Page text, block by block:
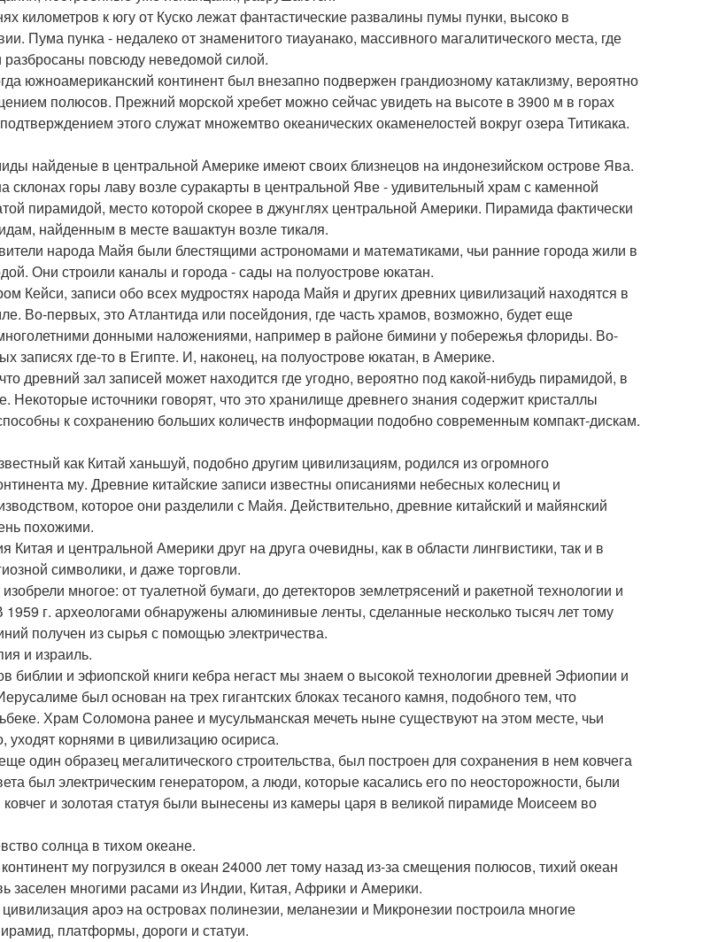
километров к югу от Куско лежат фантастические развалины пумы пунки, высоко в
Пума пунка - недалеко от знаменитого тиауанако, массивного магалитического места, где
разбросаны повсюду неведомой силой.
южноамериканский континент был внезапно подвержен грандиозному катаклизму, вероятно
полюсов. Прежний морской хребет можно сейчас увидеть на высоте в 3900 м в горах
этого служат множемтво океанических окаменелостей вокруг озера Титикака.
найденые в центральной Америке имеют своих близнецов на индонезийском острове Ява.
склонах горы лаву возле суракарты в центральной Яве - удивительный храм с каменной
пирамидой, место которой скорее в джунглях центральной Америки. Пирамида фактически
найденным в месте вашактун возле тикаля.
народа Майя были блестящими астрономами и математиками, чьи ранние города жили в
Они строили каналы и города - сады на полуострове юкатан.
Кейси, записи обо всех мудростях народа Майя и других древних цивилизаций находятся в
Во-первых, это Атлантида или посейдония, где часть храмов, возможно, будет еще
донными наложениями, например в районе бимини у побережья флориды. Во-
записях где-то в Египте. И, наконец, на полуострове юкатан, в Америке.
древний зал записей может находится где угодно, вероятно под какой-нибудь пирамидой, в
Некоторые источники говорят, что это хранилище древнего знания содержит кристаллы
к сохранению больших количеств информации подобно современным компакт-дискам.
как Китай ханьшуй, подобно другим цивилизациям, родился из огромного
му. Древние китайские записи известны описаниями небесных колесниц и
которое они разделили с Майя. Действительно, древние китайский и майянский
похожими.
Китая и центральной Америки друг на друга очевидны, как в области лингвистики, так и в
символики, и даже торговли.
многое: от туалетной бумаги, до детекторов землетрясений и ракетной технологии и
1959 г. археологами обнаружены алюминивые ленты, сделанные несколько тысяч лет тому
получен из сырья с помощью электричества.
и израиль.
библии и эфиопской книги кебра негаст мы знаем о высокой технологии древней Эфиопии и
был основан на трех гигантских блоках тесаного камня, подобного тем, что
Храм Соломона ранее и мусульманская мечеть ныне существуют на этом месте, чьи
уходят корнями в цивилизацию осириса.
один образец мегалитического строительства, был построен для сохранения в нем ковчега
был электрическим генератором, а люди, которые касались его по неосторожности, были
и золотая статуя были вынесены из камеры царя в великой пирамиде Моисеем во
солнца в тихом океане.
му погрузился в океан 24000 лет тому назад из-за смещения полюсов, тихий океан
заселен многими расами из Индии, Китая, Африки и Америки.
ароэ на островах полинезии, меланезии и Микронезии построила многие
платформы, дороги и статуи.